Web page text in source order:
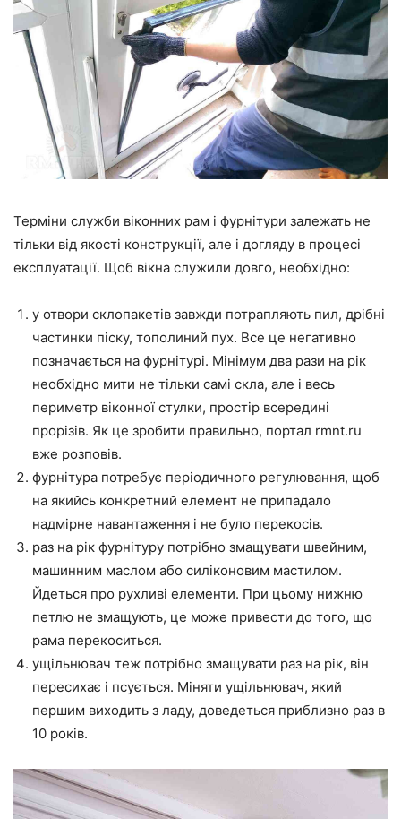
Терміни служби віконних рам і фурнітури залежать не
тільки від якості конструкції, але і догляду в процесі
експлуатації. Щоб вікна служили довго, необхідно:
у отвори склопакетів завжди потрапляють пил, дрібні
частинки піску, тополиний пух. Все це негативно
позначається на фурнітурі. Мінімум два рази на рік
необхідно мити не тільки самі скла, але і весь
периметр віконної стулки, простір всередині
прорізів. Як це зробити правильно, портал rmnt.ru
вже розповів.
фурнітура потребує періодичного регулювання, щоб
на якийсь конкретний елемент не припадало
надмірне навантаження і не було перекосів.
раз на рік фурнітуру потрібно змащувати швейним,
машинним маслом або силіконовим мастилом.
Йдеться про рухливі елементи. При цьому нижню
петлю не змащують, це може привести до того, що
рама перекоситься.
ущільнювач теж потрібно змащувати раз на рік, він
пересихає і псується. Міняти ущільнювач, який
першим виходить з ладу, доведеться приблизно раз в
10 років.